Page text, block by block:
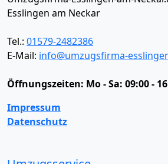
Esslingen am Neckar
Tel.: 01579-2482386
E-Mail: info@umzugsfirma-
Öffnungszeiten: Mo - Sa: 09:00 -
Impressum
Datenschutz